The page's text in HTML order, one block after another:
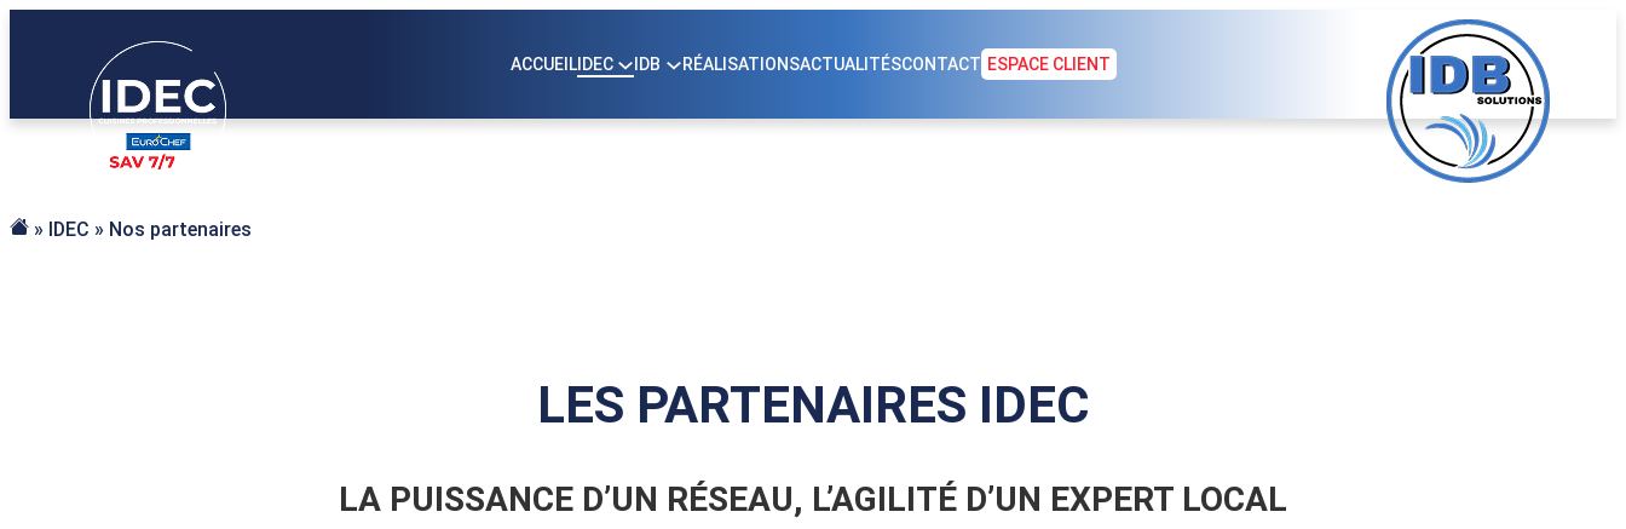
ACCUEILIDEC IDB RÉALISATIONSACTUALITÉSCONTACT ESPACE CLIENT
Accueil
» IDEC » Nos partenaires
LES PARTENAIRES IDEC
LA PUISSANCE D’UN RÉSEAU, L’AGILITÉ D’UN EXPERT LOCAL